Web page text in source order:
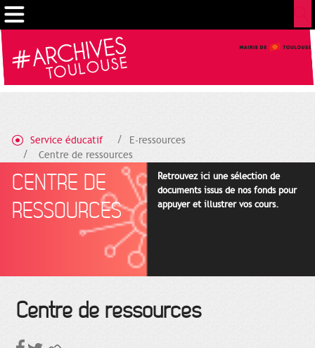
Service éducatif
E-ressources
Centre de ressources
CENTRE DE
RESSOURCES
Retrouvez ici une sélection de
documents issus de nos fonds pour
appuyer et illustrer vos cours.
Centre de ressources
Gestion de vos préférences sur les cookies